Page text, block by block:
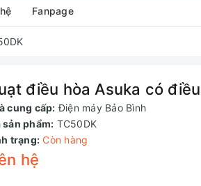
Fanpage
điều hòa Asuka có
cung cấp: Điện máy Bảo Bình
sản phẩm: TC50DK
trạng: Còn hàng
hệ